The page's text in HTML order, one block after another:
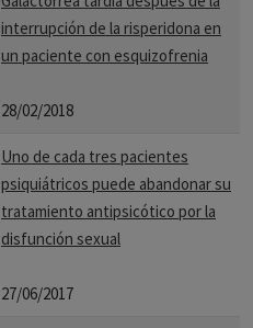
interrupción de la risperidona en
un paciente con esquizofrenia
28/02/2018
Uno de cada tres pacientes
psiquiátricos puede abandonar su
tratamiento antipsicótico por la
disfunción sexual
27/06/2017